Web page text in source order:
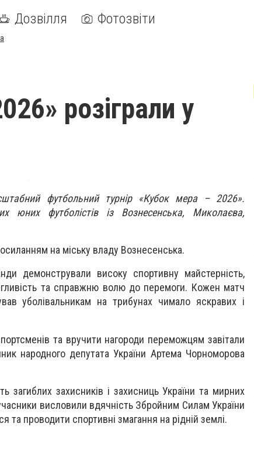
Дозвілля Фотозвіти
розіграли у
футбольний турнір «Кубок мера – 2026».
юних футболістів із Вознесенська, Миколаєва,
на міську владу Вознесенська.
демонстрували високу спортивну майстерність,
та справжню волю до перемоги. Кожен матч
уболівальникам на трибунах чимало яскравих і
та вручити нагороди переможцям завітали
народного депутата України Артема Чорноморова
загиблих захисників і захисниць України та мирних
висловили вдячність Збройним Силам України
та проводити спортивні змагання на рідній землі.